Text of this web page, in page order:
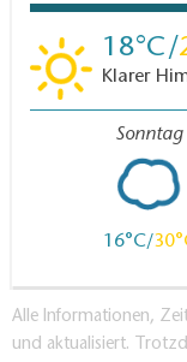
18
Klarer
Sonntag
16 30
Alle Informationen,
und aktualisiert.